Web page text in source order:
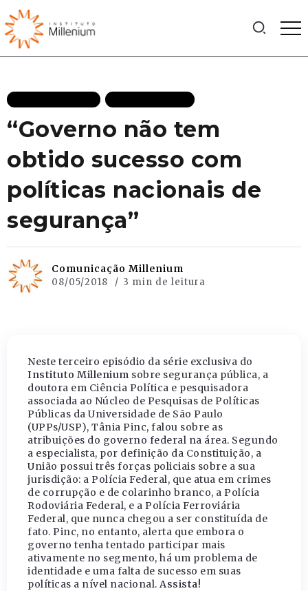
“Governo não tem
obtido sucesso com
políticas nacionais de
segurança”
Comunicação Millenium
08/05/2018 3 min de leitura
Neste terceiro episódio da série exclusiva do
Instituto Millenium sobre segurança pública, a
doutora em Ciência Política e pesquisadora
associada ao Núcleo de Pesquisas de Políticas
Públicas da Universidade de São Paulo
(UPPs/USP), Tânia Pinc, falou sobre as
atribuições do governo federal na área. Segundo
a especialista, por definição da Constituição, a
União possui três forças policiais sobre a sua
jurisdição: a Polícia Federal, que atua em crimes
de corrupção e de colarinho branco, a Polícia
Rodoviária Federal, e a Polícia Ferroviária
Federal, que nunca chegou a ser constituída de
fato. Pinc, no entanto, alerta que embora o
governo tenha tentado participar mais
ativamente no segmento, há um problema de
identidade e uma falta de sucesso em suas
políticas a nível nacional. Assista!